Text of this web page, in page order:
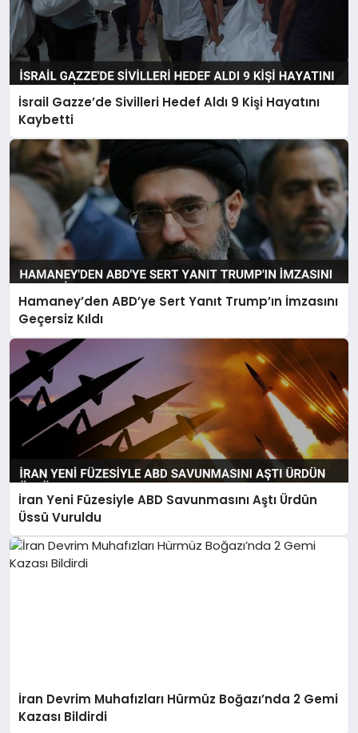
İsrail Gazze’de Sivilleri Hedef Aldı 9 Kişi Hayatını
Kaybetti
Hamaney’den ABD’ye Sert Yanıt Trump’ın İmzasını
Geçersiz Kıldı
İran Yeni Füzesiyle ABD Savunmasını Aştı Ürdün
Üssü Vuruldu
İran Devrim Muhafızları Hürmüz Boğazı’nda 2 Gemi
Kazası Bildirdi